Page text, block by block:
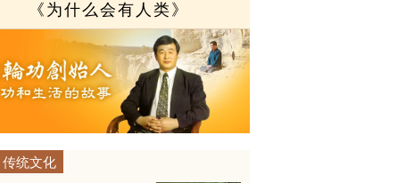
《为什么会有人类》
传统文化